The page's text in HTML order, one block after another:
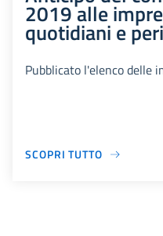
2019 alle
quotidiani e
Pubblicato l'elenco delle
SCOPRI TUTTO